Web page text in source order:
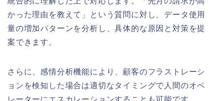
かった理由を教えて」という質問に対し、データ使用
量の増加パターンを分析し、具体的な原因と対策を提
案できます。
さらに、感情分析機能により、顧客のフラストレーシ
ョンを検知した場合は適切なタイミングで人間のオペ